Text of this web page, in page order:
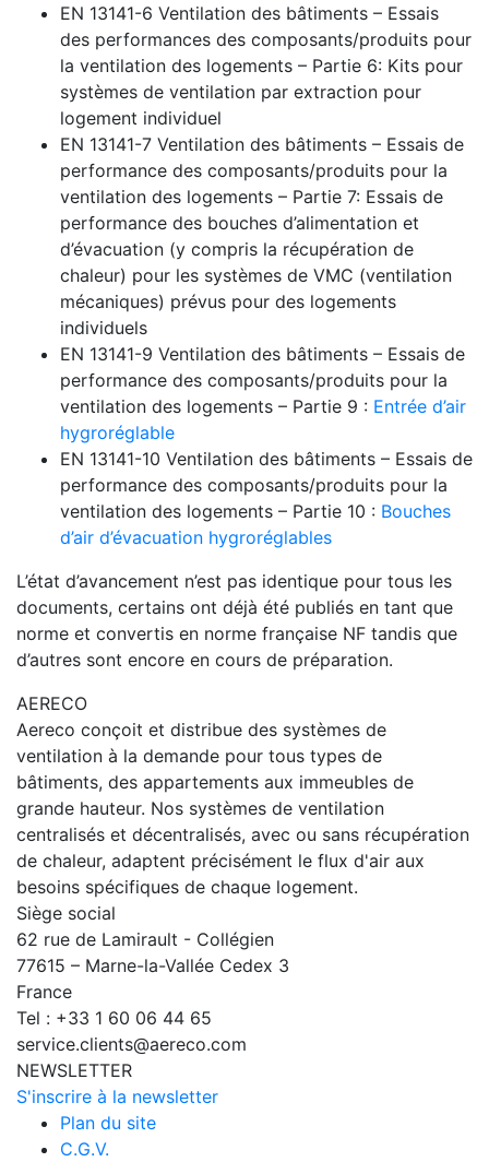
EN 13141-6 Ventilation des bâtiments – Essais
des performances des composants/produits pour
la ventilation des logements – Partie 6: Kits pour
systèmes de ventilation par extraction pour
logement individuel
EN 13141-7 Ventilation des bâtiments – Essais de
performance des composants/produits pour la
ventilation des logements – Partie 7: Essais de
performance des bouches d’alimentation et
d’évacuation (y compris la récupération de
chaleur) pour les systèmes de VMC (ventilation
mécaniques) prévus pour des logements
individuels
EN 13141-9 Ventilation des bâtiments – Essais de
performance des composants/produits pour la
ventilation des logements – Partie 9 : Entrée d’air
hygroréglable
EN 13141-10 Ventilation des bâtiments – Essais de
performance des composants/produits pour la
ventilation des logements – Partie 10 : Bouches
d’air d’évacuation hygroréglables
L’état d’avancement n’est pas identique pour tous les
documents, certains ont déjà été publiés en tant que
norme et convertis en norme française NF tandis que
d’autres sont encore en cours de préparation.
AERECO
Aereco conçoit et distribue des systèmes de
ventilation à la demande pour tous types de
bâtiments, des appartements aux immeubles de
grande hauteur. Nos systèmes de ventilation
centralisés et décentralisés, avec ou sans récupération
de chaleur, adaptent précisément le flux d'air aux
besoins spécifiques de chaque logement.
Siège social
62 rue de Lamirault - Collégien
77615 – Marne-la-Vallée Cedex 3
France
Tel : +33 1 60 06 44 65
service.clients@aereco.com
NEWSLETTER
S'inscrire à la newsletter
Plan du site
C.G.V.